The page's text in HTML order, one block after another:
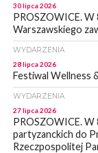
30 lipca 2026
PROSZOWICE.
Warszawskiego
WYDARZENIA
28 lipca 2026
Festiwal Wellness
WYDARZENIA
27 lipca 2026
PROSZOWICE.
partyzanckich do
Rzeczpospolitej